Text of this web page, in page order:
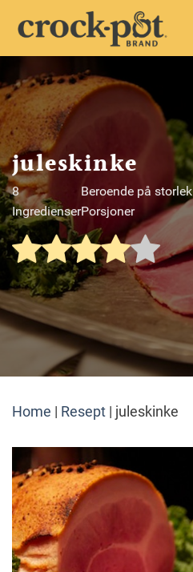
juleskinke
8
Ingredienser
Beroende på storlek
Porsjoner
Home Resept juleskinke